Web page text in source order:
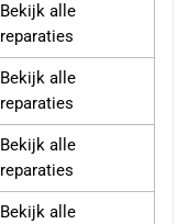
Bekijk alle
reparaties
Bekijk alle
reparaties
Bekijk alle
reparaties
Bekijk alle